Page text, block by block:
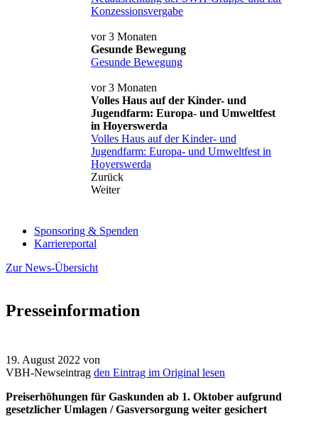
Konzessionsvergabe
vor 3 Monaten
Gesunde Bewegung
Gesunde Bewegung
vor 3 Monaten
Volles Haus auf der Kinder- und
Jugendfarm: Europa- und Umweltfest
in Hoyerswerda
Volles Haus auf der Kinder- und
Jugendfarm: Europa- und Umweltfest in
Hoyerswerda
Zurück
Weiter
Sponsoring & Spenden
Karriereportal
Zur News-Übersicht
Presseinformation
19. August 2022 von
VBH-Newseintrag den Eintrag im Original lesen
Preiserhöhungen für Gaskunden ab 1. Oktober aufgrund
gesetzlicher Umlagen / Gasversorgung weiter gesichert